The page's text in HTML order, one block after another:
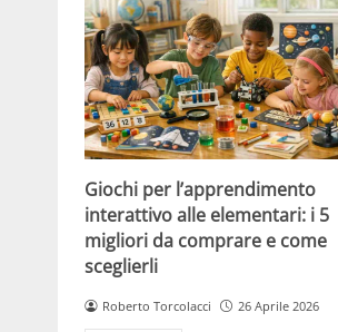
Giochi per l’apprendimento
interattivo alle elementari: i 5
migliori da comprare e come
sceglierli
Roberto Torcolacci 26 Aprile 2026